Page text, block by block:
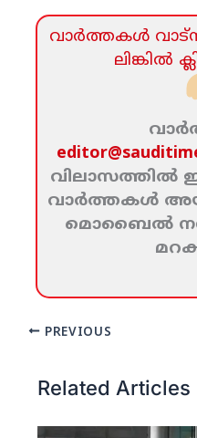
വാര്‍ത്തകള്‍
ലിങ്കില്‍
വിലാസത്തില്‍
വാര്‍ത്തകള്‍
മൊബൈല്‍
PREVIOUS
Related Articles